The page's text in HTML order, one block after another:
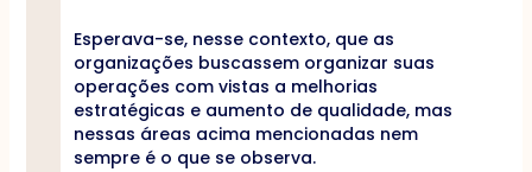
Esperava-se, nesse contexto, que as
organizações buscassem organizar suas
operações com vistas a melhorias
estratégicas e aumento de qualidade, mas
nessas áreas acima mencionadas nem
sempre é o que se observa.